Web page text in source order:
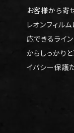
お客様から寄
レオンフィル
応できるライ
からしっかり
イバシー保護